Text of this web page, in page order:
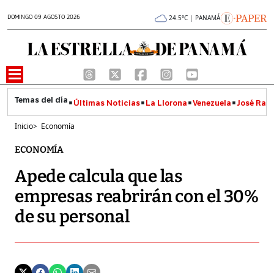
DOMINGO 09 AGOSTO 2026 24.5°C | PANAMÁ
Últimas Noticias La Llorona Venezuela José
Inicio> Economía
ECONOMÍA
Apede calcula que las
empresas reabrirán con el 30%
de su personal